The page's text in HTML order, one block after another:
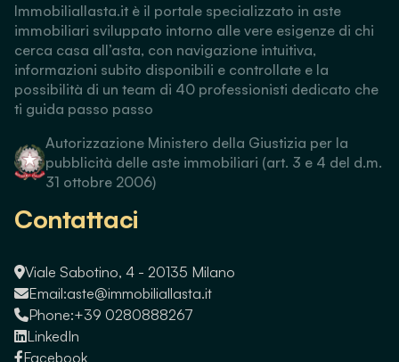
Immobiliallasta.it è il portale specializzato in aste
immobiliari sviluppato intorno alle vere esigenze di chi
cerca casa all’asta, con navigazione intuitiva,
informazioni subito disponibili e controllate e la
possibilità di un team di 40 professionisti dedicato che
ti guida passo passo
Autorizzazione Ministero della Giustizia per la
pubblicità delle aste immobiliari (art. 3 e 4 del d.m.
31 ottobre 2006)
Contattaci
Viale Sabotino, 4 - 20135 Milano
Email:aste@immobiliallasta.it
Phone:+39 0280888267
LinkedIn
Facebook